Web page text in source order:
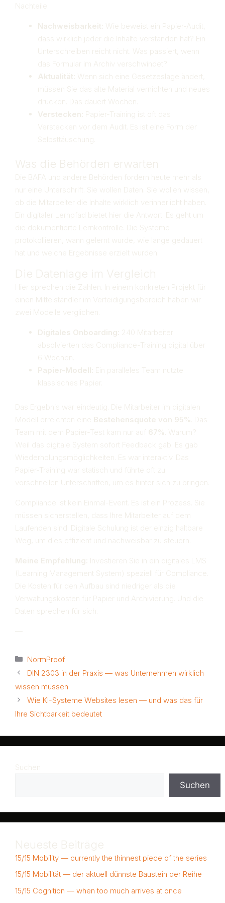
Nachteile.
Nachweisbarkeit: Wie beweist ein Papier-Audit,
dass wirklich jeder die Inhalte verstanden hat? Ein
Unterschreiben reicht nicht. Was passiert, wenn
das Formular im Archiv verschwindet?
Aktualität: Wenn sich eine Gesetzeslage ändert,
müssen Sie das alte Material vernichten und neues
drucken. Das dauert Wochen.
Verstecken: Papier-Training ist oft das
Verstecken vor dem Audit. Es ist eine Form der
Selbsttäuschung.
Was die Behörden erwarten
Die BAFA und andere Behörden fordern heute mehr als
nur eine Unterschrift. Sie wollen Daten. Sie wollen wissen,
ob die Mitarbeiter die Inhalte wirklich verinnerlicht haben.
Ein digitaler Lernpfad bietet hier die Antwort. Es geht um
die dokumentierte Lernkontrolle. Die Systeme
protokollieren, wann gelernt wurde, wie lange gedauert
hat und welche Ergebnisse erzielt wurden.
Die Datenlage im Vergleich
Hier sprechen die Zahlen. In einem konkreten Projekt für
einen Mittelständler im Verteidigungsbereich haben wir
zwei Modelle verglichen.
Digitales Onboarding: 240 Mitarbeiter
absolvierten das Compliance-Training digital über
6 Wochen.
Papier-Modell: Ein paralleles Team nutzte
klassisches Papier.
Das Ergebnis war eindeutig. Die Mitarbeiter im digitalen
Modell erreichten eine Bestehensquote von 95% . Das
Team mit dem Papier-Test kam nur auf 67% . Warum?
Weil das digitale System sofort Feedback gab. Es gab
Wiederholungsmöglichkeiten. Es war interaktiv. Das
Papier-Training war statisch und führte oft zu
vorschnellen Unterschriften, um es hinter sich zu bringen.
Compliance ist kein Einmal-Event. Es ist ein Prozess. Sie
müssen sicherstellen, dass Ihre Mitarbeiter auf dem
Laufenden sind. Digitale Schulung ist der einzig haltbare
Weg, um dies effizient und nachweisbar zu steuern.
Meine Empfehlung: Investieren Sie in ein digitales LMS
(Learning Management System) speziell für Compliance.
Die Kosten für den Aufbau sind niedriger als die
Verwaltungskosten für Papier und Archivierung. Und die
Daten sprechen für sich.
Kategorien
NormProof
DIN 2303 in der Praxis — was Unternehmen wirklich
wissen müssen
Wie KI-Systeme Websites lesen — und was das für
Ihre Sichtbarkeit bedeutet
Suchen
Suchen
Neueste Beiträge
15/15 Mobility — currently the thinnest piece of the series
15/15 Mobilität — der aktuell dünnste Baustein der Reihe
15/15 Cognition — when too much arrives at once